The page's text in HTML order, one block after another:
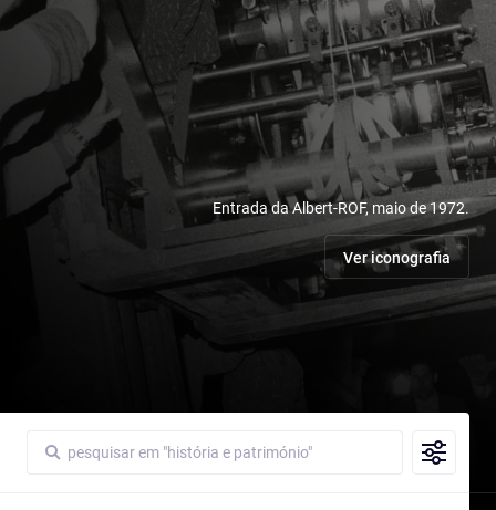
Entrada da Albert-ROF, maio de 1972.
Ver iconografia